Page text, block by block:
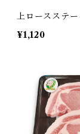
上ロースステ
¥1,120